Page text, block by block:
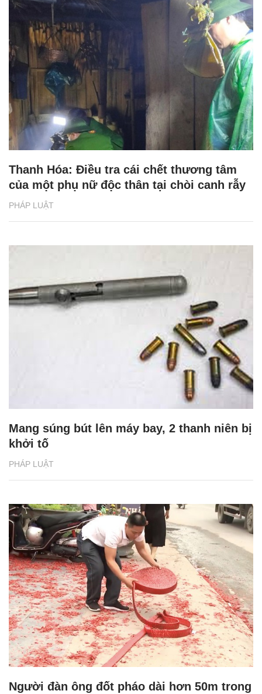
PHÁP LUẬT
Thanh Hóa: Điều tra cái chết thương tâm
của một phụ nữ độc thân tại chòi canh rẫy
PHÁP LUẬT
Mang súng bút lên máy bay, 2 thanh niên bị
khởi tố
Người đàn ông đốt pháo dài hơn 50m trong